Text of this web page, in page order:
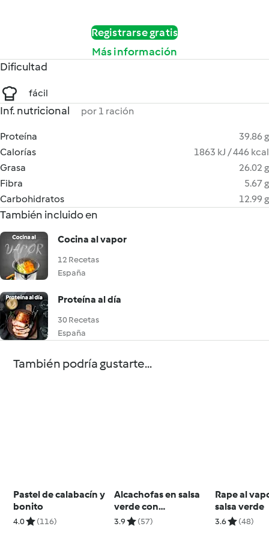
Registrarse gratis
Más información
Dificultad
fácil
Inf. nutricional por 1 ración
Proteína
39.86 g
Calorías
1863 kJ / 446 kcal
Grasa
26.02 g
Fibra
5.67 g
Carbohidratos
12.99 g
También incluido en
Cocina al vapor
12 Recetas
España
Proteína al día
30 Recetas
España
También podría gustarte...
Pastel de calabacín y
bonito
4.0 (116)
Alcachofas en salsa
verde con
berberechos
3.9 (57)
Rape al
salsa verde
3.6 (48)